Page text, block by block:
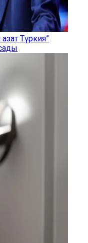
Түркия”